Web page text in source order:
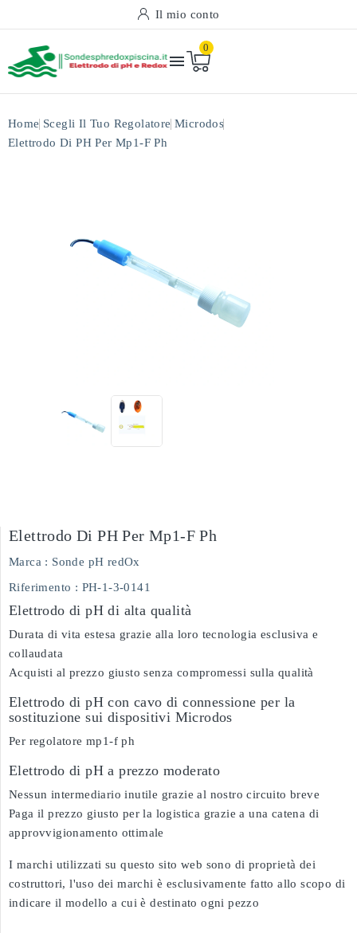
Il mio conto

0
Home Scegli Il Tuo Regolatore Microdos
Elettrodo Di PH Per Mp1-F Ph
Elettrodo Di PH Per Mp1-F Ph
Marca : Sonde pH redOx
Riferimento : PH-1-3-0141
Elettrodo di pH di alta qualità
Durata di vita estesa grazie alla loro tecnologia esclusiva e
collaudata
Acquisti al prezzo giusto senza compromessi sulla qualità
Elettrodo di pH con cavo di connessione per la
sostituzione sui dispositivi Microdos
Per regolatore mp1-f ph
Elettrodo di pH a prezzo moderato
Nessun intermediario inutile grazie al nostro circuito breve
Paga il prezzo giusto per la logistica grazie a una catena di
approvvigionamento ottimale
I marchi utilizzati su questo sito web sono di proprietà dei
costruttori, l'uso dei marchi è esclusivamente fatto allo scopo di
indicare il modello a cui è destinato ogni pezzo